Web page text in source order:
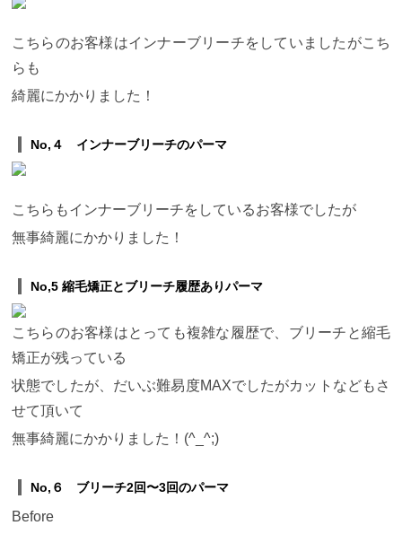
こちらのお客様はインナーブリーチをしていましたがこち
らも
綺麗にかかりました！
No,４ インナーブリーチのパーマ
こちらもインナーブリーチをしているお客様でしたが
無事綺麗にかかりました！
No,5 縮毛矯正とブリーチ履歴ありパーマ
こちらのお客様はとっても複雑な履歴で、ブリーチと縮毛
矯正が残っている
状態でしたが、だいぶ難易度MAXでしたがカットなどもさ
せて頂いて
無事綺麗にかかりました！(^_^;)
No,６ ブリーチ2回〜3回のパーマ
Before